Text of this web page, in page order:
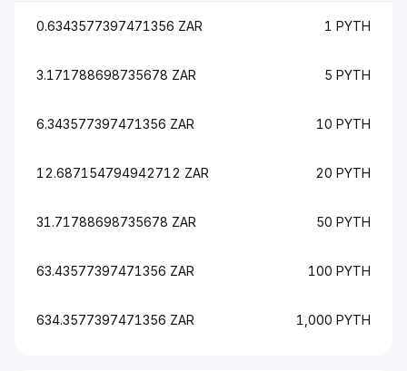
0.6343577397471356 ZAR 1 PYTH
3.171788698735678 ZAR 5 PYTH
6.343577397471356 ZAR 10 PYTH
12.687154794942712 ZAR 20 PYTH
31.71788698735678 ZAR 50 PYTH
63.43577397471356 ZAR 100 PYTH
634.3577397471356 ZAR 1,000 PYTH